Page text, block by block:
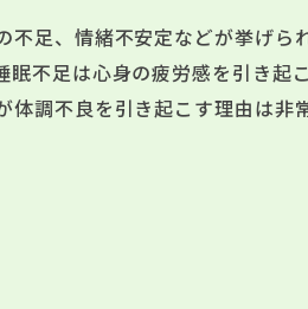
足、情緒不安定などが挙げら
不足は心身の疲労感を引き起
調不良を引き起こす理由は非